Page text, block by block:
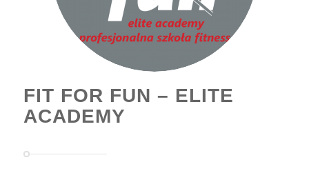
FIT FOR FUN – ELITE
ACADEMY